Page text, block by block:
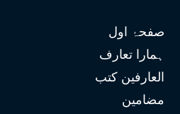
صفحۂ اول
ہمارا تعارف
العارفین کتب
مضامین